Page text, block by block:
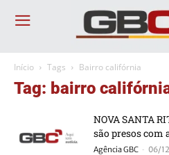
Início Tags Bairro califórnia
Tag: bairro
NOVA SANTA
são presos com
Agência GBC - 06/